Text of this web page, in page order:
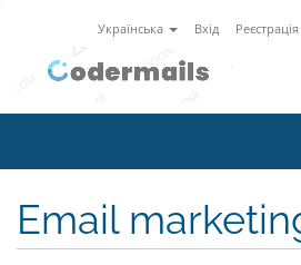
Українська Вхід Реєстрація
Email